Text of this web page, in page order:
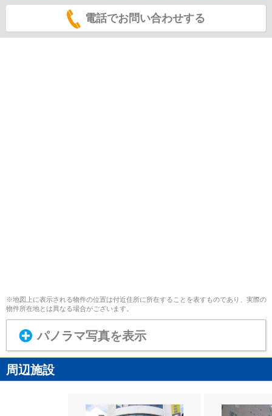
電話でお問い合わせする
※地図上に表示される物件の位置は付近住所に所在することを表すものであり、実際の
物件所在地とは異なる場合がございます。
パノラマ写真を表示
周辺施設